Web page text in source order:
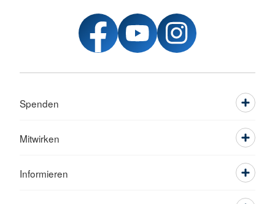
Spenden
Mitwirken
Informieren